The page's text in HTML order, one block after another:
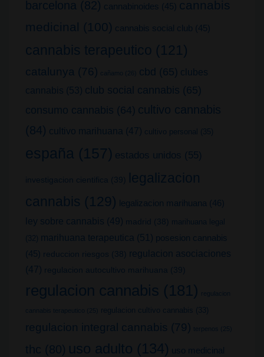
barcelona (82) cannabinoides (45) cannabis
medicinal (100) cannabis social club (45)
cannabis terapeutico (121)
catalunya (76) cañamo (26) cbd (65) clubes
cannabis (53) club social cannabis (65)
consumo cannabis (64) cultivo cannabis
(84) cultivo marihuana (47) cultivo personal (35)
españa (157) estados unidos (55)
investigacion cientifica (39)
legalizacion
cannabis (129) legalizacion marihuana (46)
ley sobre cannabis (49) madrid (38)
marihuana legal
(32)
marihuana terapeutica (51) posesion cannabis
(45) reduccion riesgos (38)
regulacion asociaciones
(47) regulacion autocultivo marihuana (39)
regulacion cannabis (181) regulacion
cannabis terapeutico (25) regulacion cultivo cannabis (33)
regulacion integral cannabis (79) terpenos (25)
thc (80) uso adulto (134) uso medicinal